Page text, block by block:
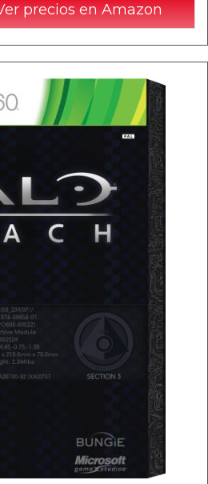
precios en Amazon